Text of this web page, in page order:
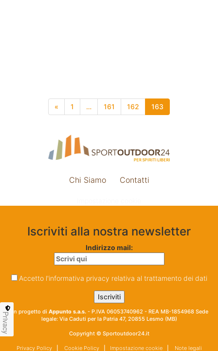
« 1 … 161 162 163
Chi Siamo Contatti
Iscriviti alla nostra newsletter
Indirizzo mail:
Accetto l'informativa privacy relativa al trattamento dei dati
Un progetto di Appunto s.a.s. - P.IVA 06053740962 - REA MB-1854968 Sede
legale: Via Caduti per la Patria 47, 20855 Lesmo (MB)
Copyright © Sportoutdoor24.it
Privacy Policy| Cookie Policy| Impostazione cookie| Note legali
Privacy